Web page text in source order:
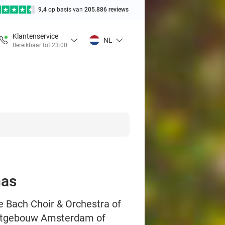
9,4 op basis van 205.886 reviews
Klantenservice
Bereikbaar tot 23:00
NL
Bach Choir & Orchestra of
Amsterdam of